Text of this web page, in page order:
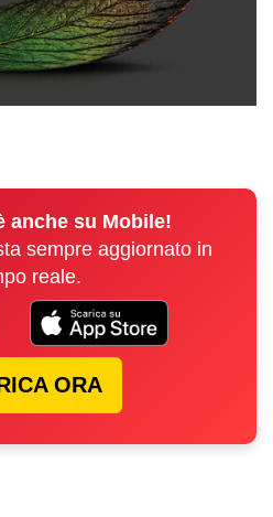
anche su Mobile!
sempre aggiornato in
reale.
ORA